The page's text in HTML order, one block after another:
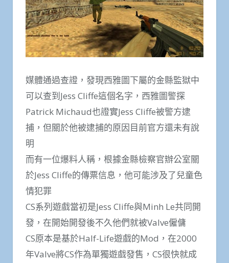
媒體通過查證，發現西雅圖下屬的金縣監獄中
可以查到Jess Cliffe這個名字，西雅圖警探
Patrick Michaud也證實Jess Cliffe被警方逮
捕，但關於他被逮捕的原因目前官方還未有說
明
而有一位爆料人稱，根據金縣檢察官辦公室關
於Jess Cliffe的傳票信息，他可能涉及了兒童色
情犯罪
CS系列遊戲當初是Jess Cliffe與Minh Le共同開
發，在開始開發後不久他們就被Valve僱傭
CS原本是基於Half-Life遊戲的Mod，在2000
年Valve將CS作為單獨遊戲發售，CS很快就成